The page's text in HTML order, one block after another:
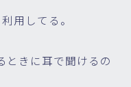
用してる。
ときに耳で聞けるの